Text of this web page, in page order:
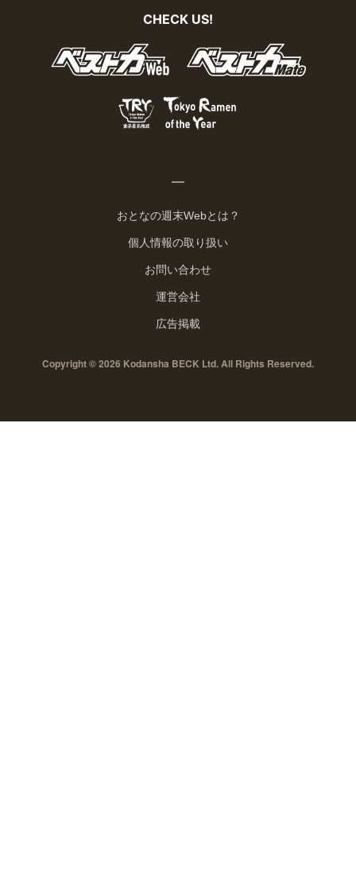
CHECK US!
おとなの週末Webとは？
個人情報の取り扱い
お問い合わせ
運営会社
広告掲載
Copyright © 2026 Kodansha BECK Ltd. All Rights Reserved.